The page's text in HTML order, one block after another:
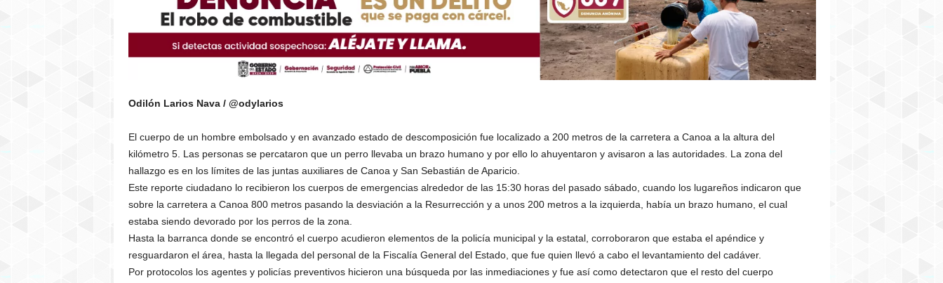
Odilón Larios Nava / @odylarios
El cuerpo de un hombre embolsado y en avanzado estado de descomposición fue localizado a 200 metros de la carretera a Canoa a la altura del
kilómetro 5. Las personas se percataron que un perro llevaba un brazo humano y por ello lo ahuyentaron y avisaron a las autoridades. La zona del
hallazgo es en los límites de las juntas auxiliares de Canoa y San Sebastián de Aparicio.
Este reporte ciudadano lo recibieron los cuerpos de emergencias alrededor de las 15:30 horas del pasado sábado, cuando los lugareños indicaron que
sobre la carretera a Canoa 800 metros pasando la desviación a la Resurrección y a unos 200 metros a la izquierda, había un brazo humano, el cual
estaba siendo devorado por los perros de la zona.
Hasta la barranca donde se encontró el cuerpo acudieron elementos de la policía municipal y la estatal, corroboraron que estaba el apéndice y
resguardaron el área, hasta la llegada del personal de la Fiscalía General del Estado, que fue quien llevó a cabo el levantamiento del cadáver.
Por protocolos los agentes y policías preventivos hicieron una búsqueda por las inmediaciones y fue así como detectaron que el resto del cuerpo